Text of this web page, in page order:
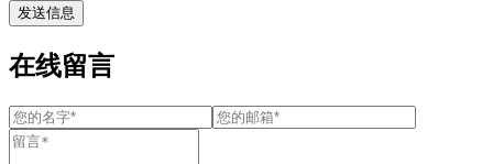
发送信息
在线留言